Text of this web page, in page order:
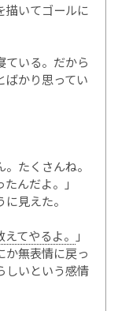
描いてゴールに
ている。だから
ばかり思ってい
たくさんね。
んだよ。」
見えた。
てやるよ。 」
か無表情に戻っ
しいという感情